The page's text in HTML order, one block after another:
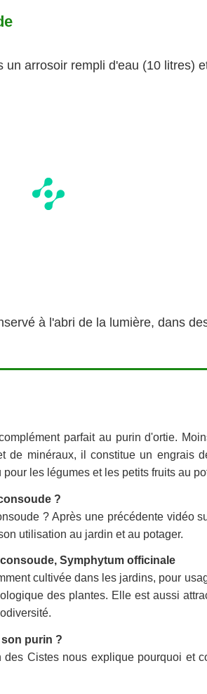
arrosoir rempli d'eau (10 litres)
à l'abri de la lumière, dans
parfait au purin d'ortie.
de minéraux, il constitue un engrais
les légumes et les petits fruits au
?
? Après une précédente vidéo
utilisation au jardin et au potager.
Symphytum officinale
cultivée dans les jardins, pour
des plantes. Elle est aussi
purin ?
Cistes nous explique pourquoi et